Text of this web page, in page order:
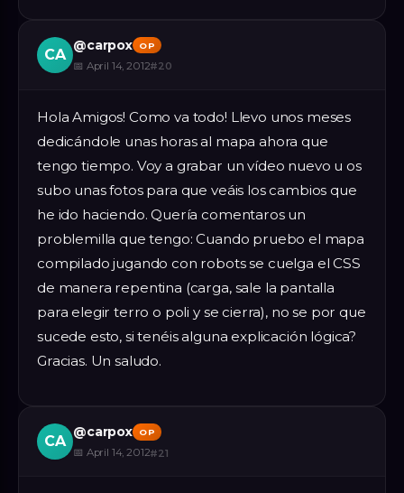
CA
@carpox OP
📅 April 14, 2012#20
Hola Amigos! Como va todo! Llevo unos meses
dedicándole unas horas al mapa ahora que
tengo tiempo. Voy a grabar un vídeo nuevo u os
subo unas fotos para que veáis los cambios que
he ido haciendo. Quería comentaros un
problemilla que tengo: Cuando pruebo el mapa
compilado jugando con robots se cuelga el CSS
de manera repentina (carga, sale la pantalla
para elegir terro o poli y se cierra), no se por que
sucede esto, si tenéis alguna explicación lógica?
Gracias. Un saludo.
CA
@carpox OP
📅 April 14, 2012#21